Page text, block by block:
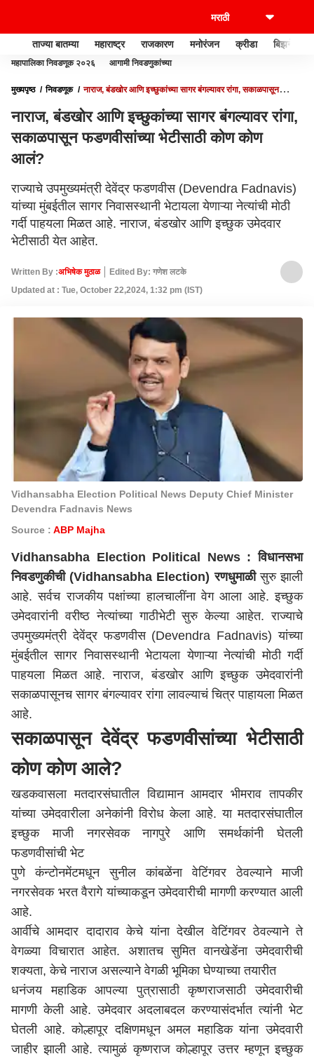
ताज्या बातम्या महाराष्ट्र राजकारण मनोरंजन क्रीडा बिझनेस
महापालिका निवडणूक २०२६ आगामी निवडणुकांच्या
मुख्यपृष्ठ निवडणूक
नाराज, बंडखोर आणि इच्छुकांच्या सागर बंगल्यावर रांगा, सकाळपासून
नाराज, बंडखोर आणि इच्छुकांच्या सागर बंगल्यावर रांगा,
सकाळपासून फडणवीसांच्या भेटीसाठी कोण कोण
आलं?
राज्याचे उपमुख्यमंत्री देवेंद्र फडणवीस (Devendra Fadnavis)
यांच्या मुंबईतील सागर निवासस्थानी भेटायला येणाऱ्या नेत्यांची मोठी
गर्दी पाहयला मिळत आहे. नाराज, बंडखोर आणि इच्छुक उमेदवार
भेटीसाठी येत आहेत.
Written By :अभिषेक मुठाळ
Edited By: गणेश लटके
Updated at : Tue, October 22,2024, 1:32 pm (IST)
Vidhansabha Election Political News Deputy Chief Minister
Devendra Fadnavis News
Source : ABP Majha
Vidhansabha Election Political News :विधानसभा
निवडणुकीची (Vidhansabha Election) रणधुमाळीसुरु झाली
आहे. सर्वच राजकीय पक्षांच्या हालचालींना वेग आला आहे. इच्छुक
उमेदवारांनी वरीष्ठ नेत्यांच्या गाठीभेटी सुरु केल्या आहेत. राज्याचे
उपमुख्यमंत्री देवेंद्र फडणवीस (Devendra Fadnavis) यांच्या
मुंबईतील सागर निवासस्थानी भेटायला येणाऱ्या नेत्यांची मोठी गर्दी
पाहयला मिळत आहे. नाराज, बंडखोर आणि इच्छुक उमेदवारांनी
सकाळपासूनच सागर बंगल्यावर रांगा लावल्याचं चित्र पाहायला मिळत
आहे.
सकाळपासून देवेंद्र फडणवीसांच्या भेटीसाठी
कोण कोण आले?
खडकवासला मतदारसंघातील विद्यामान आमदार भीमराव तापकीर
यांच्या उमेदवारीला अनेकांनी विरोध केला आहे. या मतदारसंघातील
इच्छुक माजी नगरसेवक नागपुरे आणि समर्थकांनी घेतली
फडणवीसांची भेट
पुणेकंन्टोनमेंटमधून सुनील कांबळेंना वेटिंगवर ठेवल्याने माजी
नगरसेवक भरत वैरागे यांच्याकडून उमेदवारीची मागणी करण्यात आली
आहे.
आर्वीचे आमदार दादाराव केचे यांना देखील वेटिंगवर ठेवल्याने ते
वेगळ्या विचारात आहेत. अशातच सुमित वानखेडेंना उमेदवारीची
शक्यता, केचे नाराज असल्याने वेगळी भूमिका घेण्याच्या तयारीत
धनंजय महाडिक आपल्या पुत्रासाठी कृष्णराजसाठी उमेदवारीची
मागणी केली आहे. उमेदवार अदलाबदल करण्यासंदर्भात त्यांनी भेट
घेतली आहे. कोल्हापूर दक्षिणमधून अमल महाडिक यांना उमेदवारी
जाहीर झाली आहे. त्यामुळं कृष्णराजकोल्हापूरउत्तर म्हणून इच्छुक